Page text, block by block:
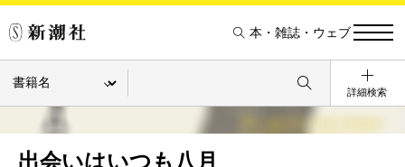
本・雑誌・ウェブ
詳細検索
出会いはいつも八月